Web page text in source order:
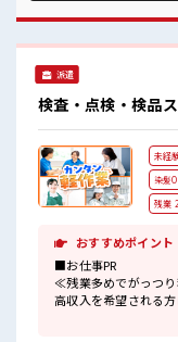
にもぴった
事！
派遣
検査・点検・検品
未経
染髪
残業
おすすめポイント
■お仕事PR
≪残業多めでがっつ
高収入を希望される方
残業は月20時間以上